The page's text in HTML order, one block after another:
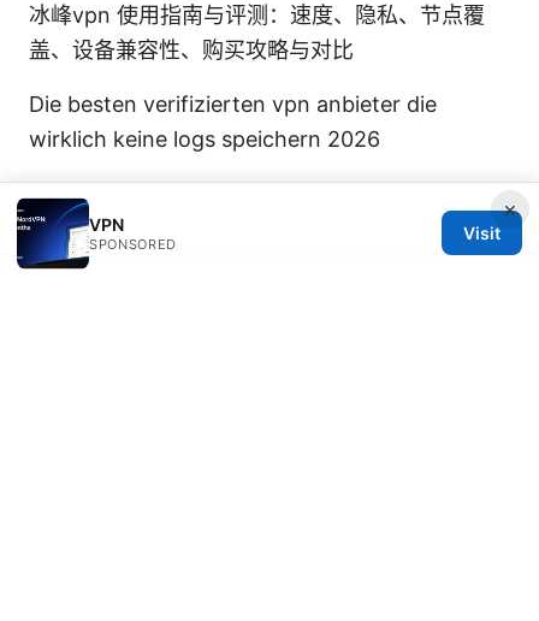
冰峰vpn 使用指南与评测：速度、隐私、节点覆
盖、设备兼容性、购买攻略与对比
Die besten verifizierten vpn anbieter die
wirklich keine logs speichern 2026
×
VPN
SPONSORED
Visit